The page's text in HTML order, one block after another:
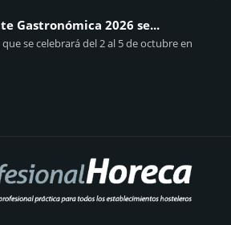
Gastronómica 2026 se...
que se celebrará del 2 al 5 de octubre en